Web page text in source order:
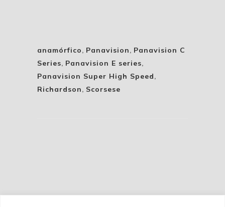
anamórfico, Panavision, Panavision C
Series, Panavision E series,
Panavision Super High Speed,
Richardson, Scorsese